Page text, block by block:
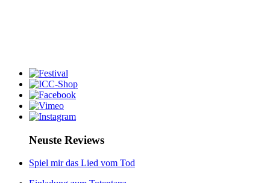
Neuste Reviews
Spiel mir das Lied vom Tod